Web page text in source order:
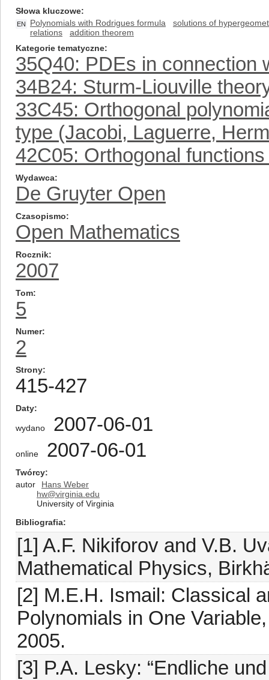
Słowa kluczowe
EN Polynomials with Rodrigues formula
solutions of
relations
addition theorem
Kategorie tematyczne
35Q40: PDEs in connection
34B24: Sturm-Liouville
33C45: Orthogonal
type (Jacobi, Laguerre,
42C05: Orthogonal
Wydawca
De Gruyter Open
Czasopismo
Open Mathematics
Rocznik
2007
Tom
5
Numer
2
Strony
415-427
Daty
wydano 2007-06-01
online 2007-06-01
Twórcy
autor
Hans Weber
hw@virginia.edu
University of Virginia
Bibliografia
[1] A.F. Nikiforov and V.B.
Mathematical Physics,
[2] M.E.H. Ismail: Classical
Polynomials in One
2005.
[3] P.A. Lesky: “Endliche